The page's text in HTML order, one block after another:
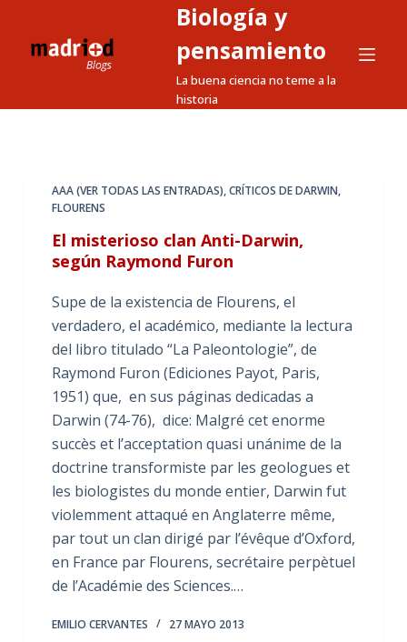
a
Biología y
pensamiento
La buena ciencia no teme a la
historia
AAA (VER TODAS LAS ENTRADAS),CRÍTICOS DE DARWIN,
FLOURENS
El misterioso clan Anti-Darwin,
según Raymond Furon
Supe de la existencia de Flourens, el
verdadero, el académico, mediante la lectura
del libro titulado “La Paleontologie”, de
Raymond Furon (Ediciones Payot, Paris,
1951) que, en sus páginas dedicadas a
Darwin (74-76), dice: Malgré cet enorme
succès et l’acceptation quasi unánime de la
doctrine transformiste par les geologues et
les biologistes du monde entier, Darwin fut
violemment attaqué en Anglaterre même,
par tout un clan dirigé par l’évêque d’Oxford,
en France par Flourens, secrétaire perpètuel
de l’Académie des Sciences.…
EMILIO CERVANTES 27 MAYO 2013